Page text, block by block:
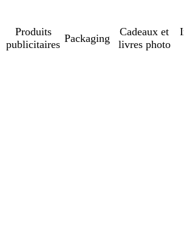
Produits
publicitaires
Packaging
Cadeaux et
livres photo